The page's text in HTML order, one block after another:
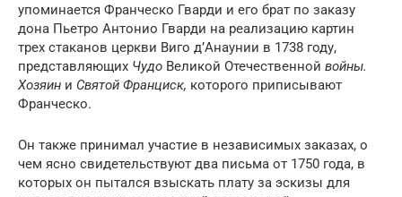
упоминается Франческо Гварди и его брат по заказу
дона Пьетро Антонио Гварди на реализацию картин
трех стаканов церкви Виго д’Анаунии в 1738 году,
представляющих Чудо Великой Отечественной войны.
Хозяин и Святой Франциск, которого приписывают
Франческо.
Он также принимал участие в независимых заказах, о
чем ясно свидетельствуют два письма от 1750 года, в
которых он пытался взыскать плату за эскизы для